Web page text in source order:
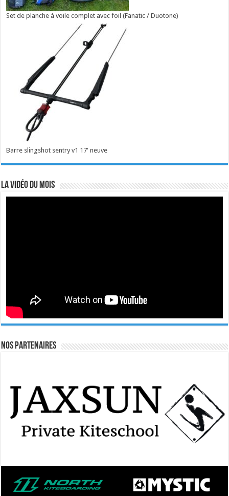
Set de planche à voile complet avec foil (Fanatic / Duotone)
Barre slingshot sentry v1 17' neuve
La vidéo du mois
Nos Partenaires